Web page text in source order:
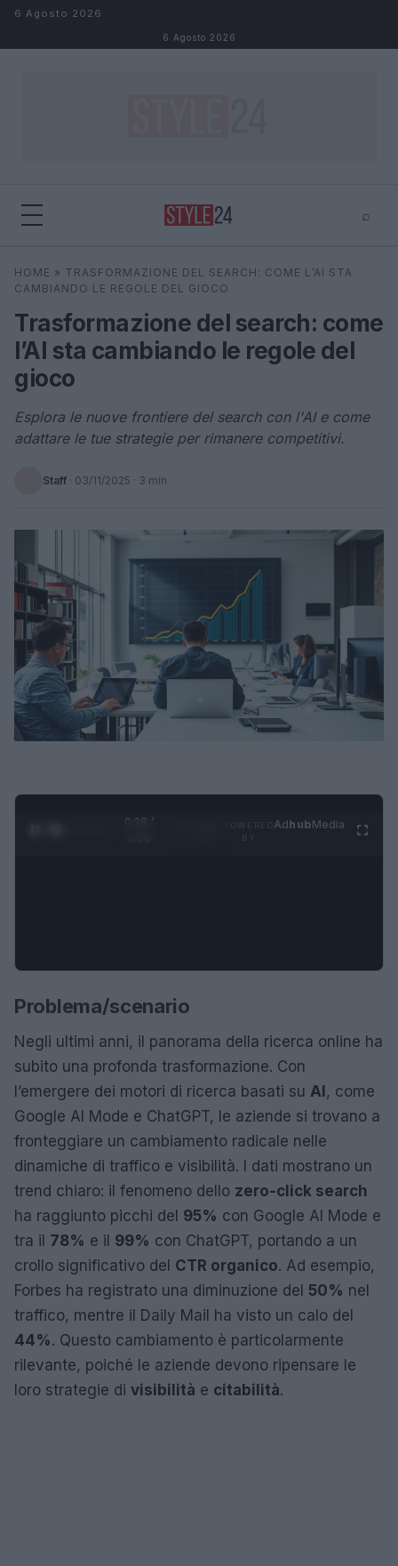
Salta al contenuto
6 Agosto 2026
6 Agosto 2026
⌕
Cerca ⌕
HOME » TRASFORMAZIONE DEL SEARCH: COME L’AI STA
CAMBIANDO LE REGOLE DEL GIOCO
Trasformazione del search: come
l’AI sta cambiando le regole del
gioco
Esplora le nuove frontiere del search con l'AI e come
adattare le tue strategie per rimanere competitivi.
Staff · 03/11/2025 · 3 min
0:29 /
AdhubMedia
Problema/scenario
Negli ultimi anni, il panorama della ricerca online ha
subito una profonda trasformazione. Con
l’emergere dei motori di ricerca basati su AI, come
Google AI Mode e ChatGPT, le aziende si trovano a
fronteggiare un cambiamento radicale nelle
dinamiche di traffico e visibilità. I dati mostrano un
trend chiaro: il fenomeno dello zero-click search
ha raggiunto picchi del 95% con Google AI Mode e
tra il 78% e il 99% con ChatGPT, portando a un
crollo significativo del CTR organico. Ad esempio,
Forbes ha registrato una diminuzione del 50% nel
traffico, mentre il Daily Mail ha visto un calo del
44%. Questo cambiamento è particolarmente
rilevante, poiché le aziende devono ripensare le
loro strategie di visibilità e citabilità.